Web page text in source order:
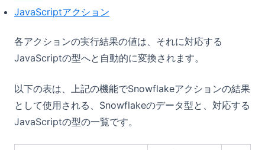
JavaScriptアクション
各アクションの実行結果の値は、それに対応する
JavaScriptの型へと自動的に変換されます。
以下の表は、上記の機能でSnowflakeアクションの結果
として使用される、Snowflakeのデータ型と、対応する
JavaScriptの型の一覧です。